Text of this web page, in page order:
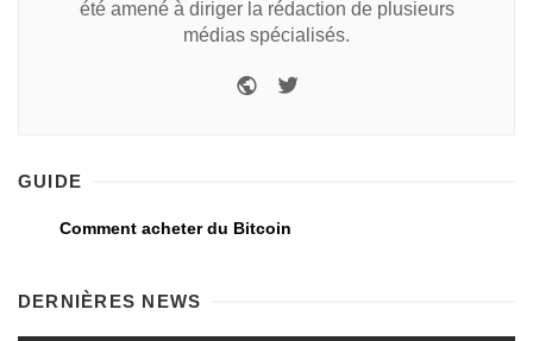
été amené à diriger la rédaction de plusieurs
médias spécialisés.
GUIDE
Comment acheter du Bitcoin
DERNIÈRES NEWS